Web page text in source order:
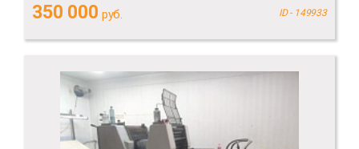
350 000 руб. ID - 149933